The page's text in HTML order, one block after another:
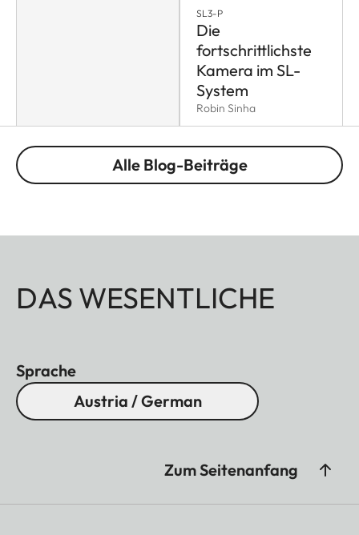
SL3-P
Die
fortschrittlichste
Kamera im SL-
System
Robin Sinha
Alle Blog-Beiträge
DAS WESENTLICHE
Sprache
Austria / German
Zum Seitenanfang